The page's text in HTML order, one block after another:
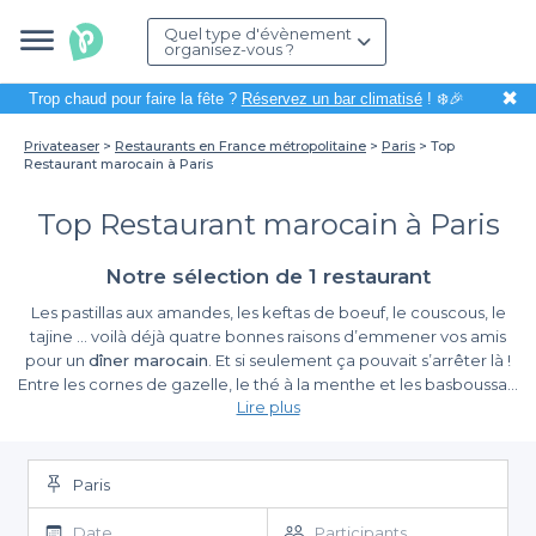
Quel type d'évènement
organisez-vous ?
Trop chaud pour faire la fête ? Réservez un bar climatisé! ❄️🎉 ✖
Privateaser Restaurants en France métropolitaine Paris
Top
Restaurant marocain à Paris
Top Restaurant marocain à Paris
Notre sélection de 1 restaurant
Les pastillas aux amandes, les keftas de boeuf, le couscous, le
tajine … voilà déjà quatre bonnes raisons d’emmener vos amis
pour un dîner marocain . Et si seulement ça pouvait s’arrêter là !
Entre les cornes de gazelle, le thé à la menthe et les basboussas,
les délices sont peut-être encore plus nombreux au dessert.
marocaine, et on ne peut que vous encourager àorganiser ce
dîner. Reste à savoir quel est le cadre le plus agréable, celui où la
cuisine est également irréprochable. Eh oui, vous avez la
responsabilité de l’organisation de cette soirée, pas le droit à
Lire plus
Paris